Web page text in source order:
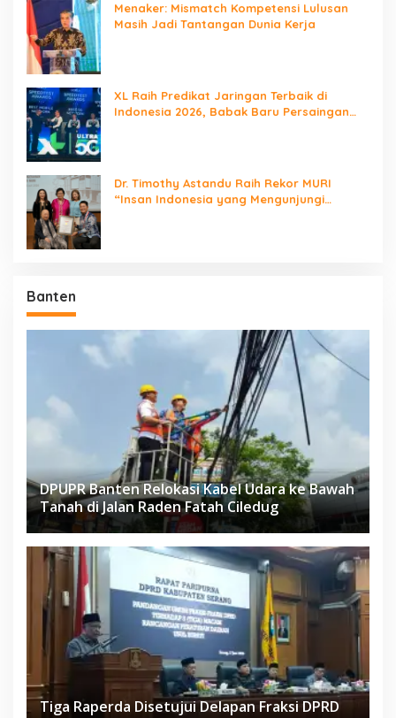
Menaker: Mismatch Kompetensi Lulusan
Masih Jadi Tantangan Dunia Kerja
XL Raih Predikat Jaringan Terbaik di
Indonesia 2026, Babak Baru Persaingan
Dr. Timothy Astandu Raih Rekor MURI
“Insan Indonesia yang Mengunjungi
Banten
DPUPR Banten Relokasi Kabel Udara ke Bawah
Tanah di Jalan Raden Fatah Ciledug
Tiga Raperda Disetujui Delapan Fraksi DPRD